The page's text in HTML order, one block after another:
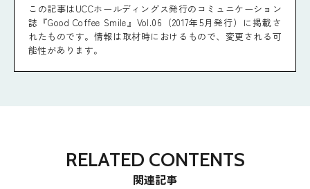
この記事はUCCホールディングス発行のコミュニケーション
誌『Good Coffee Smile』Vol.06（2017年5月発行）に掲載さ
れたものです。情報は取材時におけるもので、変更される可
能性があります。
RELATED CONTENTS
関連記事